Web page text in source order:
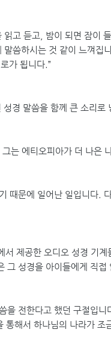
고 듣고, 밤이 되면 잠이 들
씀하시는 것 같이 느껴집
가 됩니다.”
경 말씀을 함께 큰 소리로
는 에티오피아가 더 나은
때문에 일어난 일입니다.
제공한 오디오 성경 기계
그 성경을 아이들에게 직접
을 전한다고 했던 구절입니
통해서 하나님의 나라가 조